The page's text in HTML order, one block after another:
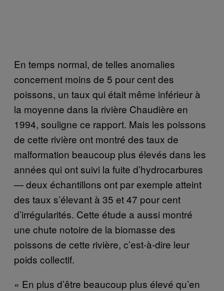
En temps normal, de telles anomalies
concernent moins de 5 pour cent des
poissons, un taux qui était même inférieur à
la moyenne dans la rivière Chaudière en
1994, souligne ce rapport. Mais les poissons
de cette rivière ont montré des taux de
malformation beaucoup plus élevés dans les
années qui ont suivi la fuite d’hydrocarbures
— deux échantillons ont par exemple atteint
des taux s’élevant à 35 et 47 pour cent
d’irrégularités. Cette étude a aussi montré
une chute notoire de la biomasse des
poissons de cette rivière, c’est-à-dire leur
poids collectif.
« En plus d’être beaucoup plus élevé qu’en